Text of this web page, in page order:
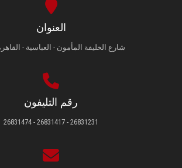
العنوان
شارع الخليفة المأمون - العباسية -
رقم التليفون
26831231 - 26831417 - 26831474